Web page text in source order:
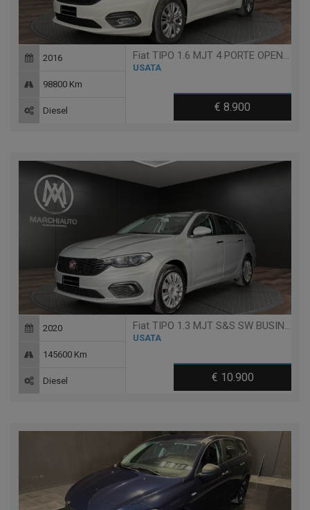
Fiat TIPO 1.6 MJT 4 PORTE OPENING EDITION
USATA
€ 8.900
2016
98800 Km
Diesel
Fiat TIPO 1.3 MJT S&S SW BUSINESS
USATA
€ 10.900
2020
145600 Km
Diesel